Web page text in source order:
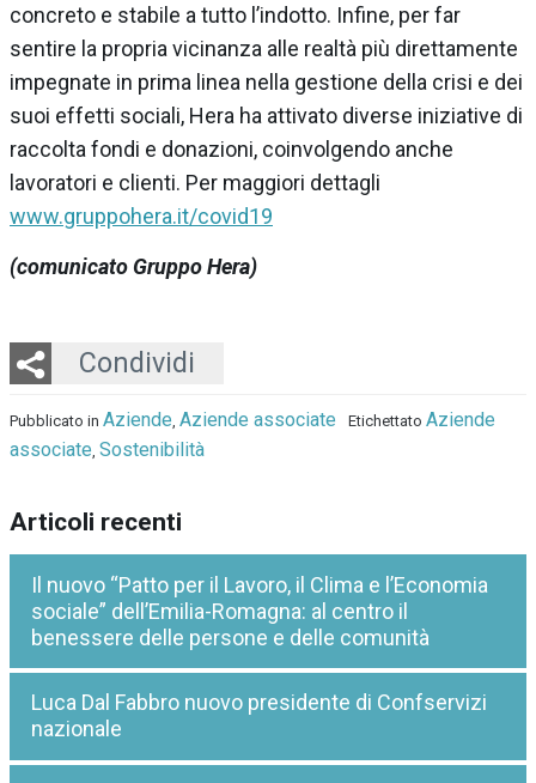
concreto e stabile a tutto l’indotto. Infine, per far
sentire la propria vicinanza alle realtà più direttamente
impegnate in prima linea nella gestione della crisi e dei
suoi effetti sociali, Hera ha attivato diverse iniziative di
raccolta fondi e donazioni, coinvolgendo anche
lavoratori e clienti. Per maggiori dettagli
www.gruppohera.it/covid19
(comunicato Gruppo Hera)
Condividi
Twitter
LinkedIn
Email
Whatsapp
Pubblicato in Aziende, Aziende associate Etichettato Aziende
associate, Sostenibilità
Articoli recenti
Il nuovo “Patto per il Lavoro, il Clima e l’Economia
sociale” dell’Emilia-Romagna: al centro il
benessere delle persone e delle comunità
Luca Dal Fabbro nuovo presidente di Confservizi
nazionale